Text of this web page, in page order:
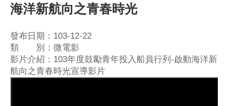
海洋新航向之青春時光
發布日期：103-12-22
類 別：微電影
影片介紹：103年度鼓勵青年投入船員行列-啟動海洋新
航向之青春時光宣導影片